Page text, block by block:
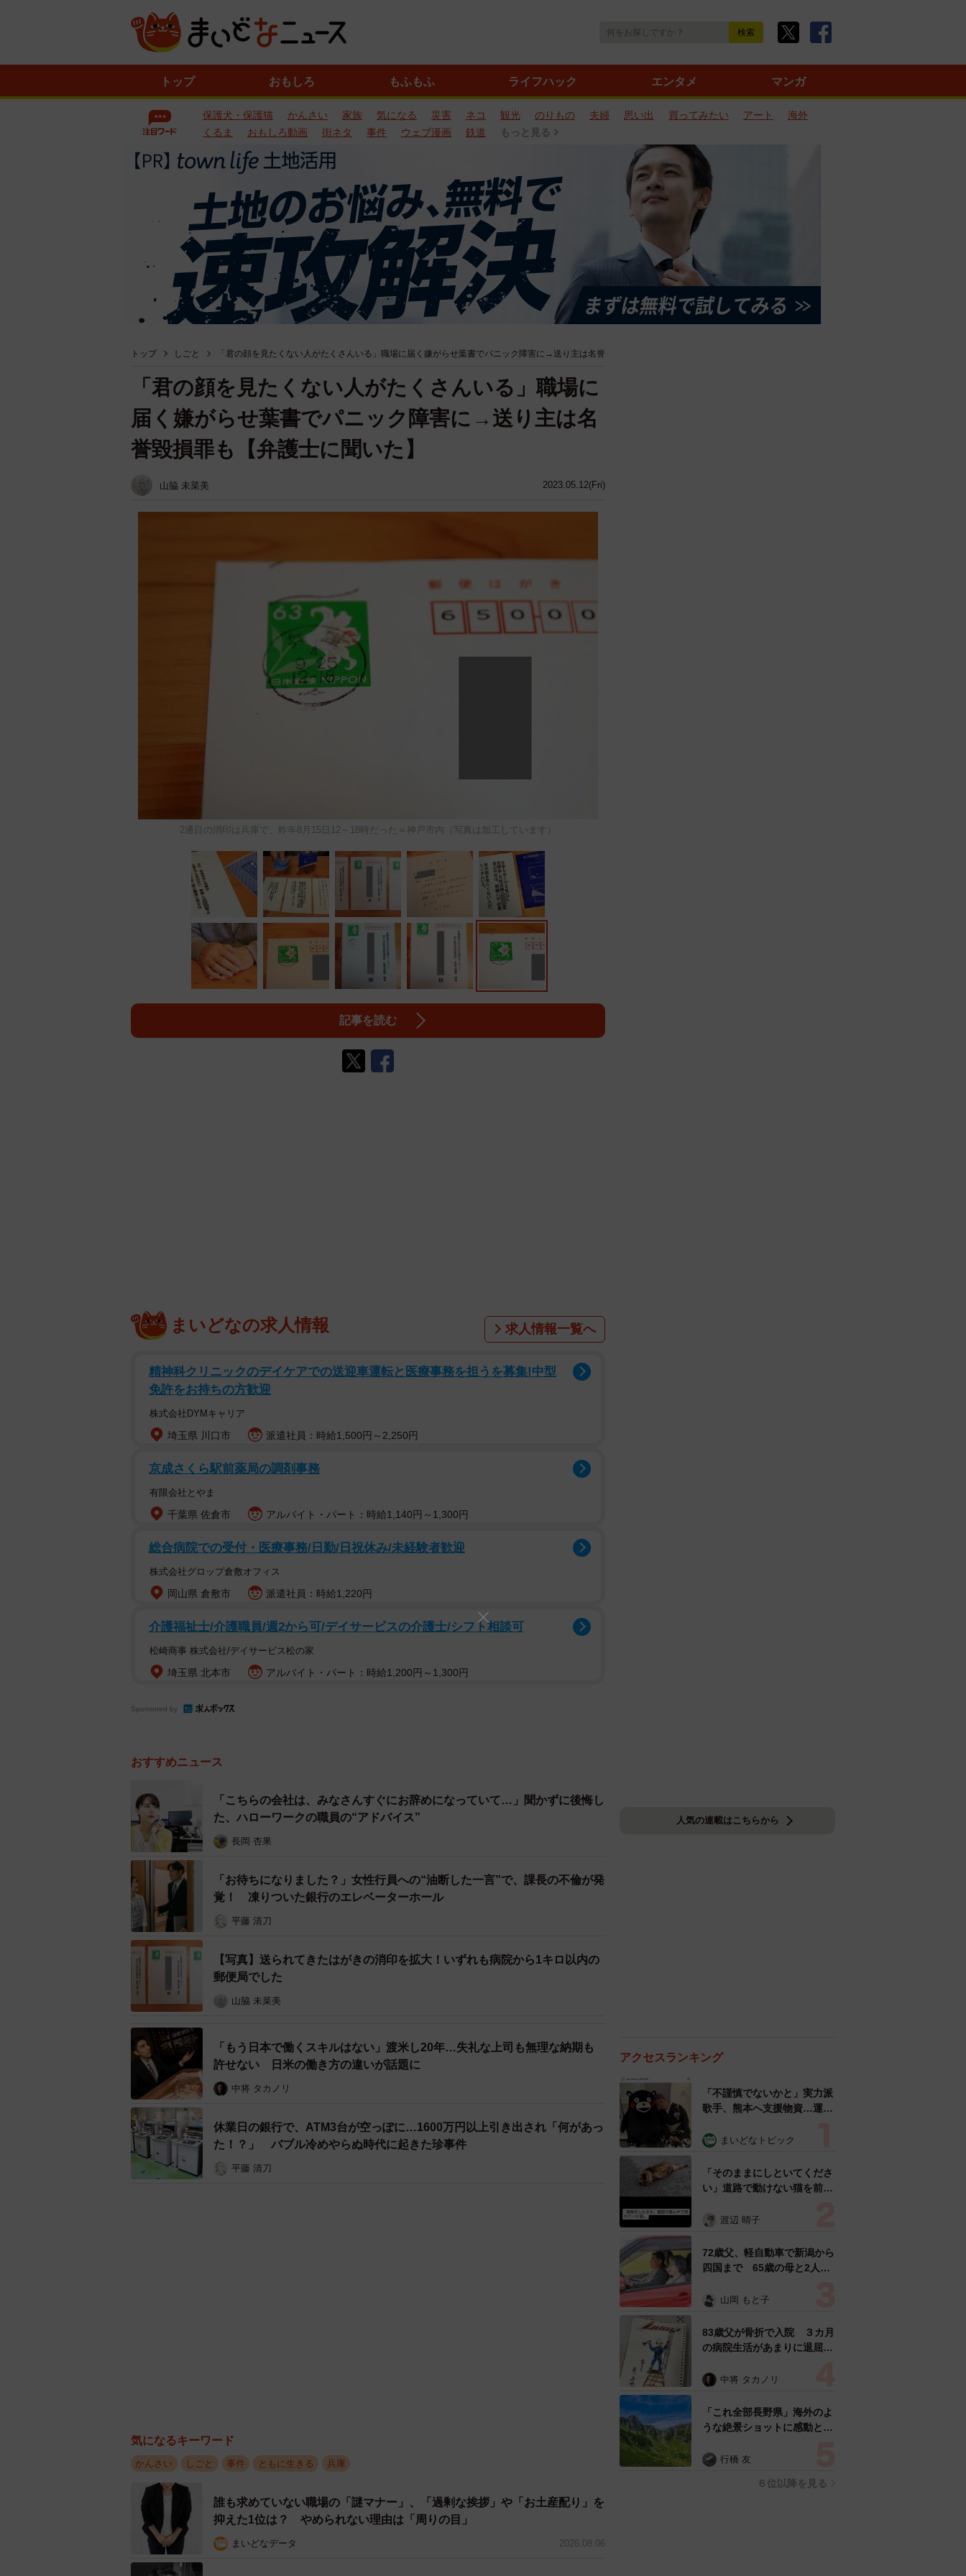
トップ おもしろ もふもふ ライフハック エンタメ マンガ
保護犬・保護猫 かんさい 家族 気になる 災害 ネコ 観光 のりもの 夫婦 思い出 買ってみたい アート
海外
くるま
おもしろ動画 街ネタ 事件 ウェブ漫画 鉄道 もっと見る
トップ しごと 「君の顔を見たくない人がたくさんいる」職場に届く嫌がらせ葉書でパニック障害に→送り主は名誉
2023.05.12(Fri)
「君の顔を見たくない人がたくさんいる」職場に
届く嫌がらせ葉書でパニック障害に→送り主は名
誉毀損罪も【弁護士に聞いた】
山脇 未菜美
2通目の消印は兵庫で、昨年8月15日12～18時だった＝神戸市内（写真は加工しています）
記事を読む
まいどなの求人情報 求人情報一覧へ
精神科クリニックのデイケアでの送迎車運転と医療事務を担うを募集!中型
免許をお持ちの方歓迎
株式会社DYMキャリア
埼玉県 川口市 派遣社員：時給1,500円～2,250円
京成さくら駅前薬局の調剤事務
有限会社とやま
千葉県 佐倉市 アルバイト・パート：時給1,140円～1,300円
総合病院での受付・医療事務/日勤/日祝休み/未経験者歓迎
株式会社グロップ倉敷オフィス
岡山県 倉敷市 派遣社員：時給1,220円
介護福祉士/介護職員/週2から可/デイサービスの介護士/シフト相談可
松崎商事 株式会社/デイサービス松の家
埼玉県 北本市 アルバイト・パート：時給1,200円～1,300円
Sponsored by
おすすめニュース
「こちらの会社は、みなさんすぐにお辞めになっていて…」聞かずに後悔し
た、ハローワークの職員の“アドバイス”
長岡 杏果
「お待ちになりました？」女性行員への“油断した一言”で、課長の不倫が発
覚！ 凍りついた銀行のエレベーターホール
平藤 清刀
【写真】送られてきたはがきの消印を拡大！いずれも病院から1キロ以内の
郵便局でした
山脇 未菜美
「もう日本で働くスキルはない」渡米し20年…失礼な上司も無理な納期も
許せない 日米の働き方の違いが話題に
中将 タカノリ
休業日の銀行で、ATM3台が空っぽに…1600万円以上引き出され「何があっ
た！？」 バブル冷めやらぬ時代に起きた珍事件
平藤 清刀
気になるキーワード
かんさい しごと 事件 ともに生きる 兵庫
誰も求めていない職場の「謎マナー」、「過剰な挨拶」や「お土産配り」を
抑えた1位は？ やめられない理由は「周りの目」
まいどなデータ 2026.08.06
人気の連載はこちらから
アクセスランキング
「不謹慎でないかと」実力派
歌手、熊本へ支援物資…運搬
めらい 「痛いほど伝わる」
まいどなトピック
「そのままにしといてくださ
い」道路で動けない猫を前に
ようとした4日間 「命の重
表の訴え
渡辺 晴子
72歳父、軽自動車で新潟から
四国まで 65歳の母と2人で
憩まで分刻み… 「大学生で
山岡 もと子
83歳父が骨折で入院 ３カ月
の病院生活があまりに退屈で
い！」→スケッチブックを見
すよ…」
中将 タカノリ
「これ全部長野県」海外のよ
うな絶景ショットに感動と反
ったんだって気づいた」
行橋 友
６位以降を見る